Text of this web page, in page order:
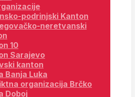
podrinjski Kanton
neretvanski
10
Sarajevo
kanton
Banja Luka
organizacija Brčko
Doboj